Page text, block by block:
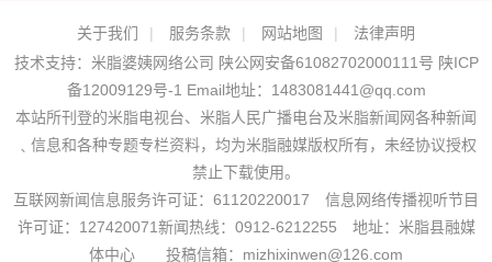
关于我们 | 服务条款 | 网站地图 |
法律声明
技术支持： 米脂婆姨网络公司 陕公网安备61082702000111号 陕ICP
备12009129号-1 Email地址： 1483081441@qq.com
本站所刊登的米脂电视台、米脂人民广播电台及米脂新闻网各种新闻
﹑信息和各种专题专栏资料，均为米脂融媒版权所有，未经协议授权
禁止下载使用。
互联网新闻信息服务许可证：61120220017 信息网络传播视听节目
许可证：127420071新闻热线：0912-6212255 地址：米脂县融媒
体中心 投稿信箱：mizhixinwen@126.com